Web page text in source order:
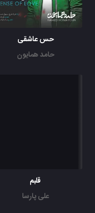
حس عاشقی
حامد همایون
قلبم
علی پارسا